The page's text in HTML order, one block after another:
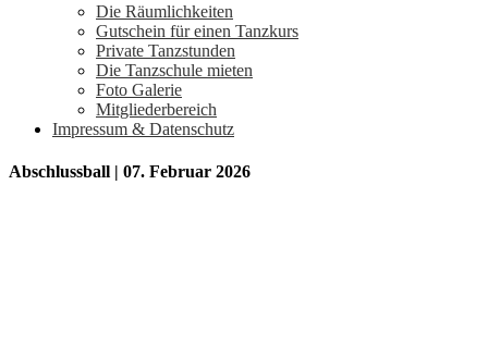
Die Räumlichkeiten
Gutschein für einen Tanzkurs
Private Tanzstunden
Die Tanzschule mieten
Foto Galerie
Mitgliederbereich
Impressum & Datenschutz
Abschlussball | 07. Februar 2026